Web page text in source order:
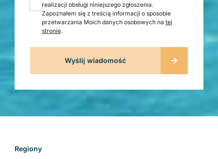
realizacji obsługi niniejszego zgłoszenia.
Zapoznałem się z treścią informacji o sposobie
przetwarzania Moich danych osobowych na tej
stronie.
Regiony